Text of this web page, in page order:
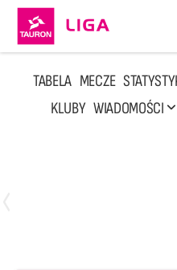
TABELA MECZE
KLUBY WIADOMOŚCI